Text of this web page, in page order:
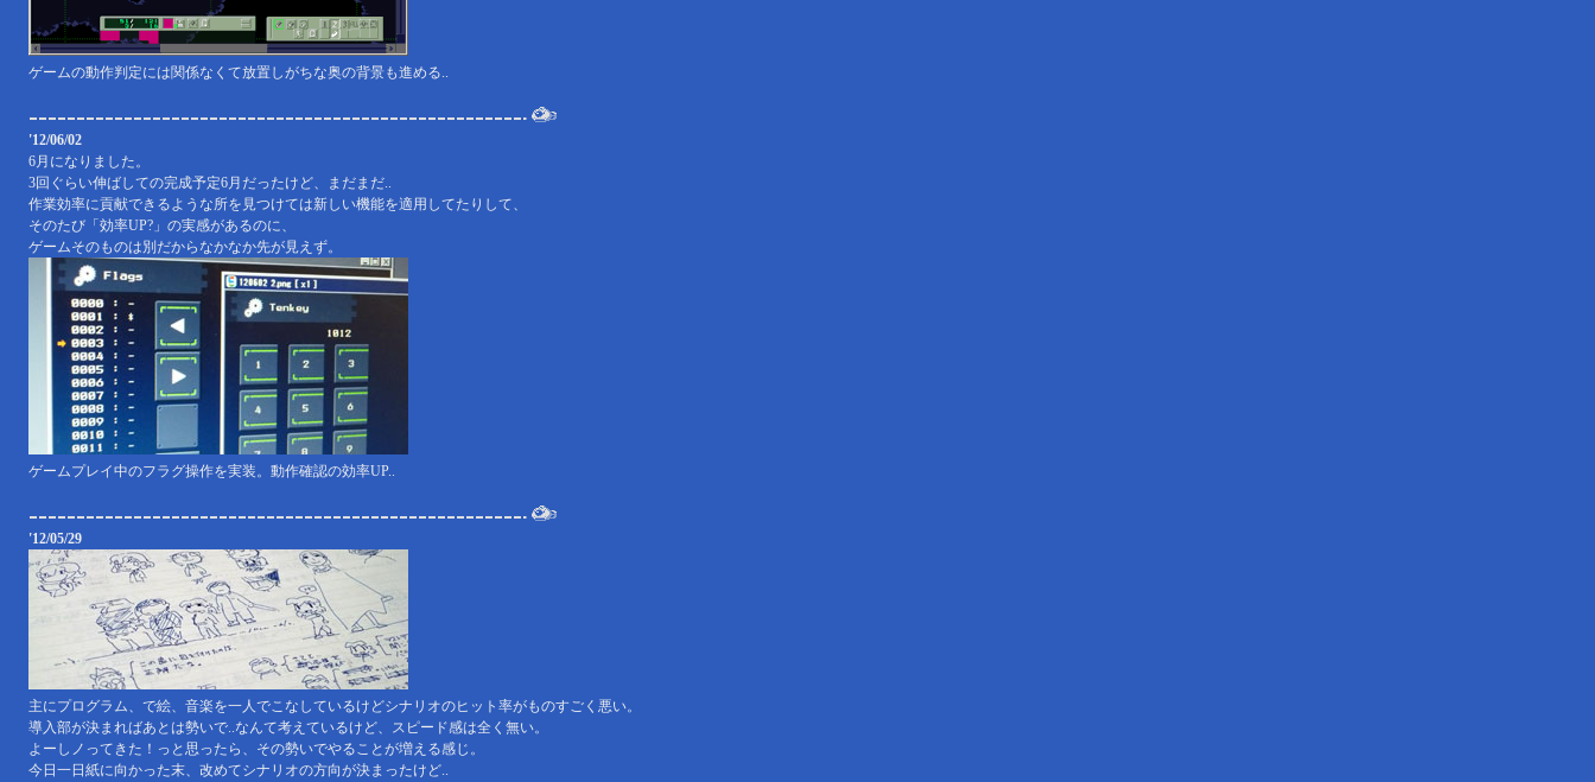
ゲームの動作判定には関係なくて放置しがちな奥の背景も進める..
'12/06/02
6月になりました。
3回ぐらい伸ばしての完成予定6月だったけど、まだまだ..
作業効率に貢献できるような所を見つけては新しい機能を適用してたりして、
そのたび「効率UP?」の実感があるのに、
ゲームそのものは別だからなかなか先が見えず。
ゲームプレイ中のフラグ操作を実装。動作確認の効率UP..
'12/05/29
主にプログラム、で絵、音楽を一人でこなしているけどシナリオのヒット率がものすごく悪い。
導入部が決まればあとは勢いで..なんて考えているけど、スピード感は全く無い。
よーしノってきた！っと思ったら、その勢いでやることが増える感じ。
今日一日紙に向かった末、改めてシナリオの方向が決まったけど..